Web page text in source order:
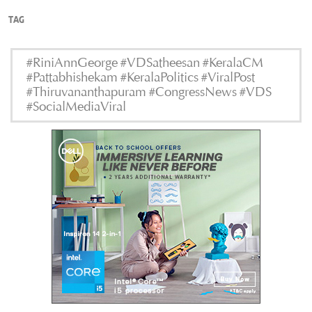
TAG
#RiniAnnGeorge #VDSatheesan #KeralaCM
#Pattabhishekam #KeralaPolitics #ViralPost
#Thiruvananthapuram #CongressNews #VDS
#SocialMediaViral